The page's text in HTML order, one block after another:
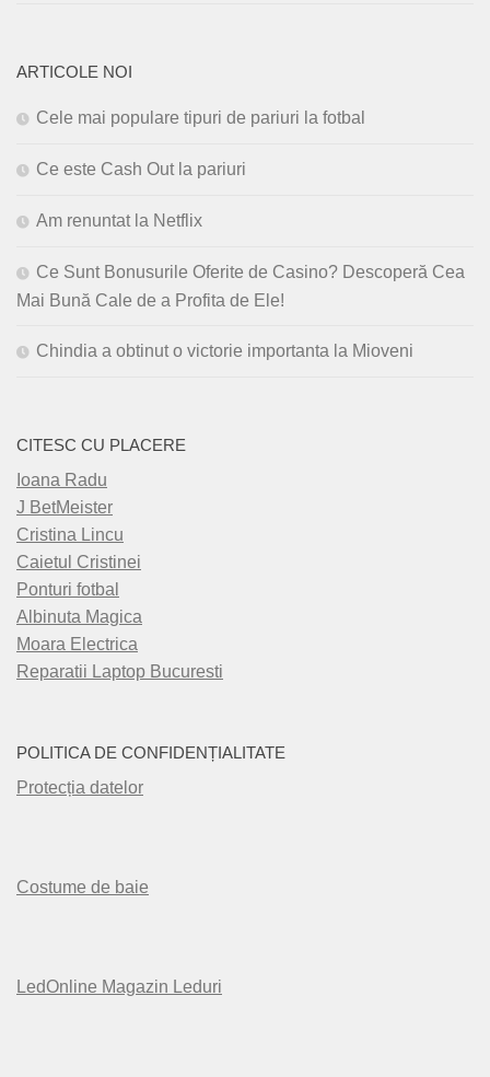
ARTICOLE NOI
Cele mai populare tipuri de pariuri la fotbal
Ce este Cash Out la pariuri
Am renuntat la Netflix
Ce Sunt Bonusurile Oferite de Casino? Descoperă Cea
Mai Bună Cale de a Profita de Ele!
Chindia a obtinut o victorie importanta la Mioveni
CITESC CU PLACERE
Ioana Radu
J BetMeister
Cristina Lincu
Caietul Cristinei
Ponturi fotbal
Albinuta Magica
Moara Electrica
Reparatii Laptop Bucuresti
POLITICA DE CONFIDENȚIALITATE
Protecția datelor
Costume de baie
LedOnline Magazin Leduri